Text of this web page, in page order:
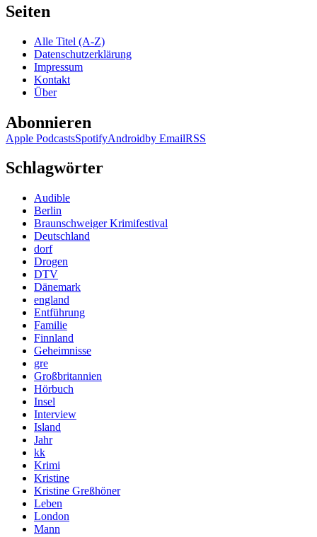
Seiten
Alle Titel (A-Z)
Datenschutzerklärung
Impressum
Kontakt
Über
Abonnieren
Apple PodcastsSpotifyAndroidby EmailRSS
Schlagwörter
Audible
Berlin
Braunschweiger Krimifestival
Deutschland
dorf
Drogen
DTV
Dänemark
england
Entführung
Familie
Finnland
Geheimnisse
gre
Großbritannien
Hörbuch
Insel
Interview
Island
Jahr
kk
Krimi
Kristine
Kristine Greßhöner
Leben
London
Mann